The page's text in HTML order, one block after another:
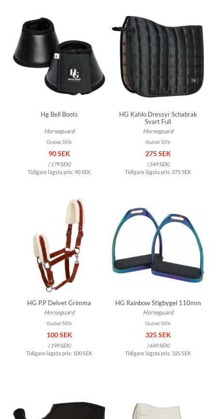
Hg Bell Boots
Horseguard
Outlet 50%
90 SEK
(179 SEK)
Tidigare lägsta pris: 90 SEK
HG Kahlo Dressyr Schabrak
Svart Full
Horseguard
Outlet 50%
275 SEK
(549 SEK)
Tidigare lägsta pris: 275 SEK
HG P.P Delvet Grimma
Horseguard
Outlet 50%
100 SEK
(199 SEK)
Tidigare lägsta pris: 100 SEK
HG Rainbow Stigbygel 110mm
Horseguard
Outlet 50%
325 SEK
(649 SEK)
Tidigare lägsta pris: 325 SEK